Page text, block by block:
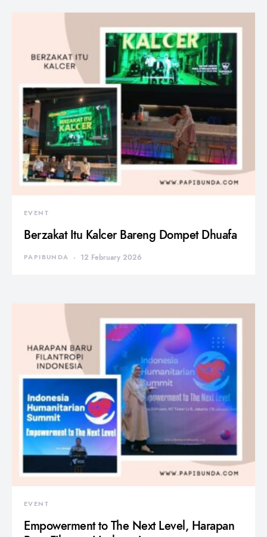
EVENT
Berzakat Itu Kalcer Bareng Dompet Dhuafa
PAPIBUNDA 12 February 2026
EVENT
Empowerment to The Next Level, Harapan